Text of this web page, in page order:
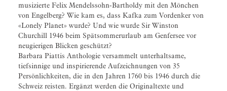
musizierte Felix Mendelssohn-Bartholdy mit den Mönchen
von Engelberg? Wie kam es, dass Kafka zum Vordenker von
«Lonely Planet» wurde? Und wie wurde Sir Winston
Churchill 1946 beim Spätsommerurlaub am Genfersee vor
neugierigen Blicken geschützt?
Barbara Piattis Anthologie versammelt unterhaltsame,
tiefsinnige und inspirierende Aufzeichnungen von 35
Persönlichkeiten, die in den Jahren 1760 bis 1946 durch die
Schweiz reisten. Ergänzt werden die Originaltexte und